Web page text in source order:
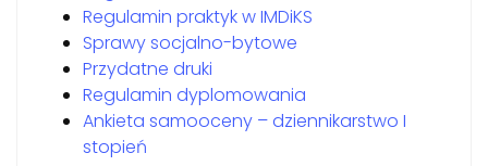
Regulamin praktyk w IMDiKS
Sprawy socjalno-bytowe
Przydatne druki
Regulamin dyplomowania
Ankieta samooceny – dziennikarstwo I
stopień